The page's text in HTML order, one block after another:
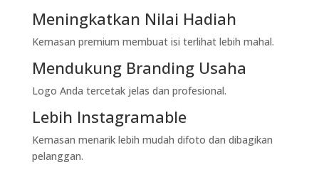
Meningkatkan Nilai Hadiah
Kemasan premium membuat isi terlihat lebih mahal.
Mendukung Branding Usaha
Logo Anda tercetak jelas dan profesional.
Lebih Instagramable
Kemasan menarik lebih mudah difoto dan dibagikan
pelanggan.